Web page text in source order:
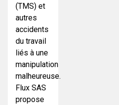
(TMS) et
autres
accidents
du travail
liés à une
manipulation
malheureuse.
Flux SAS
propose